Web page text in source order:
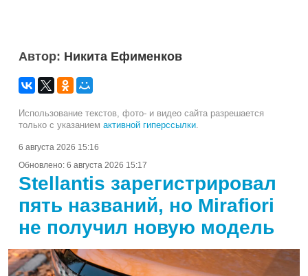
Автор: Никита Ефименков
Использование текстов, фото- и видео сайта разрешается
только с указанием активной гиперссылки
6 августа 2026 15:16
Обновлено: 6 августа 2026 15:17
Stellantis зарегистрировал
пять названий, но Mirafiori
не получил новую модель